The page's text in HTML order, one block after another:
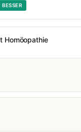
Homöopathie